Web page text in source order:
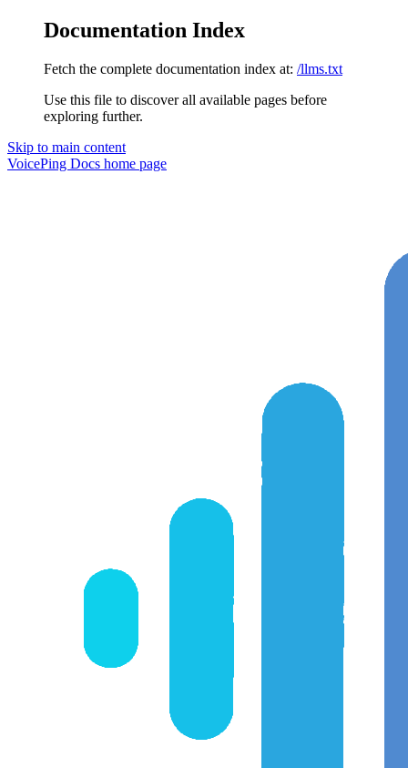
Documentation Index
Fetch the complete documentation index at: /llms.txt
Use this file to discover all available pages before
exploring further.
Skip to main content
VoicePing Docs home page